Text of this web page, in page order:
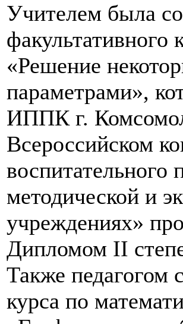
Учителем была
факультативного
«Решение
параметрами»,
ИППК г.
Всероссийском
воспитательного
методической и
учреждениях»
Дипломом II
Также педагогом
курса по